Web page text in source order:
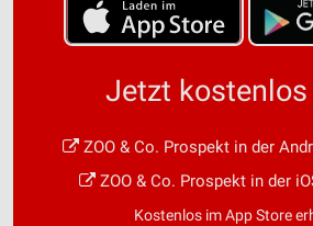
Jetzt kostenlos
ZOO & Co. Prospekt in der
ZOO & Co. Prospekt in der
Kostenlos im App Store